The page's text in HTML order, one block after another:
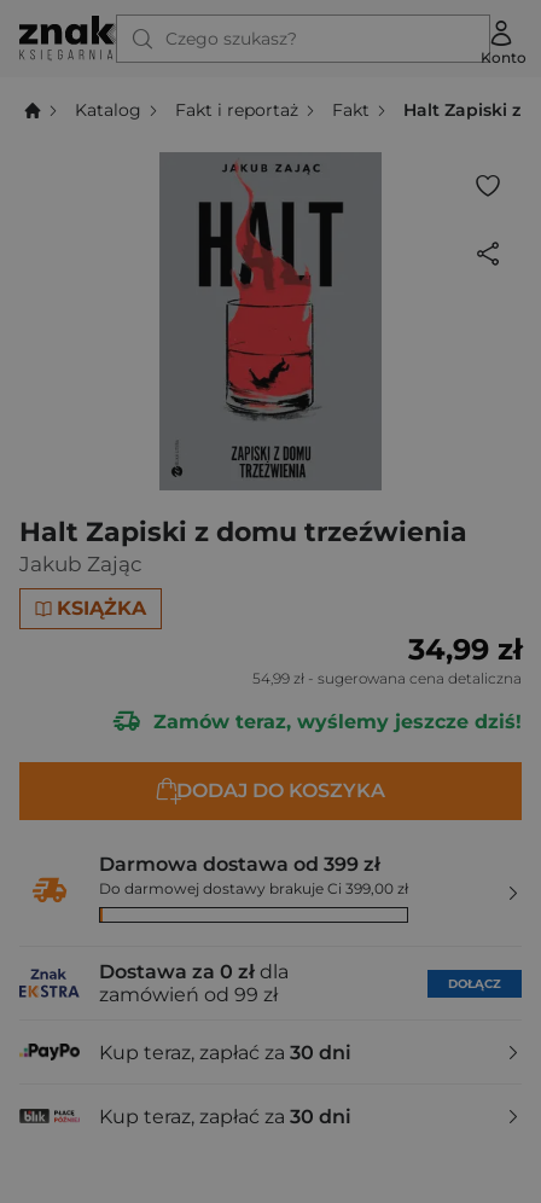
Czego szukasz?
Konto
Katalog Fakt i reportaż Fakt Halt Zapiski z
Halt Zapiski z domu trzeźwienia
Jakub Zając
KSIĄŻKA
34,99 zł
54,99 zł - sugerowana cena detaliczna
Zamów teraz, wyślemy jeszcze dziś!
DODAJ DO KOSZYKA
Darmowa dostawa od 399 zł
Do darmowej dostawy brakuje Ci 399,00 zł
Dostawa za 0 zł dla
zamówień od 99 zł
DOŁĄCZ
Kup teraz, zapłać za 30 dni
Kup teraz, zapłać za 30 dni